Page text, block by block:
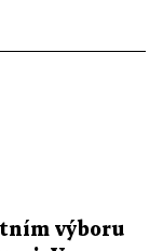
výboru